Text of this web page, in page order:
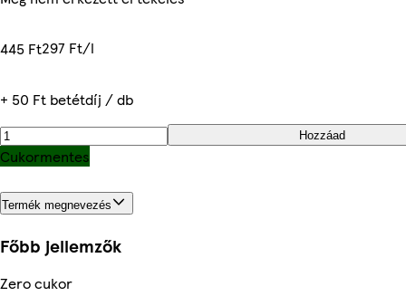
445 Ft297 Ft/l
+ 50 Ft betétdíj / db
Hozzáad
Cukormentes
Termék megnevezés
Főbb jellemzők
Zero cukor